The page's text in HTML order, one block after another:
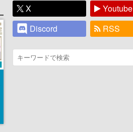
X
Youtube
Discord
RSS